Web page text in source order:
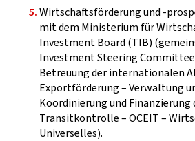
Wirtschaftsförderung und -
mit dem Ministerium für
Investment Board (TIB)
Investment Steering Committee
Betreuung der internationalen
Exportförderung – Verwaltung
Koordinierung und
Transitkontrolle – OCEIT –
Universelles).